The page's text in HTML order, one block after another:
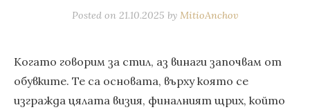
Posted on 21.10.2025 by MitioAnchov
Когато говорим за стил, аз винаги започвам от
обувките. Те са основата, върху която се
изгражда цялата визия, финалният щрих, който